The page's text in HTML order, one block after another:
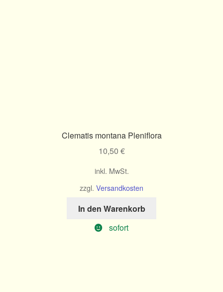
Clematis montana Pleniflora
10,50 €
inkl. MwSt.
zzgl. Versandkosten
In den Warenkorb
sofort